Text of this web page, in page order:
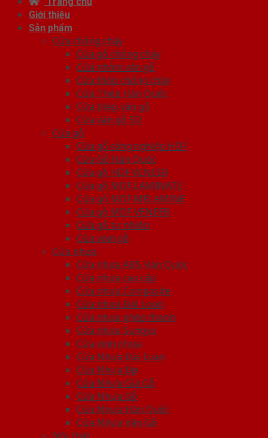
Giới thiệu
Sản phẩm
Cửa chống cháy
Cửa gỗ chống cháy
Cửa nhôm vân gỗ
Cửa thép chống cháy
Cửa Thép Hàn Quốc
Cửa thép vân gỗ
Cửa vân gỗ 5D
Cửa gỗ
Cửa gỗ công nghiệp HDF
Cửa Gỗ Hàn Quốc
Cửa gỗ HDF VENEER
Cửa gỗ MDF LAMINATE
Cửa gỗ MDF MELAMINE
Cửa gỗ MDF VENEER
Cửa gỗ tự nhiên
Cửa vòm gỗ
Cửa nhựa
Cửa nhựa ABS Hàn Quốc
Cửa nhựa cao cấp
Cửa nhựa Composite
Cửa nhựa Đài Loan
Cửa nhựa ghép thanh
Cửa nhựa Sungyu
Cửa vòm nhựa
Cửa Nhựa Đài Loan
Cửa Nhựa Đẹp
Cửa Nhựa Giả Gỗ
Cửa Nhựa Gỗ
Cửa Nhựa Hàn Quốc
Cửa Nhựa Vân Gỗ